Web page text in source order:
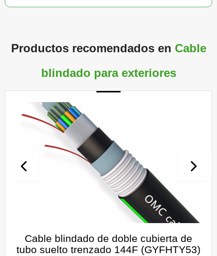
Productos recomendados en Cable
blindado para exteriores
Cable blindado unitubo 2-12F (GYXTP)
Hilo de vidrio PE